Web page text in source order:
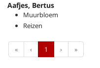
Aafjes, Bertus
Muurbloem
Reizen
«First ‹Previous
1 ›Next»Last